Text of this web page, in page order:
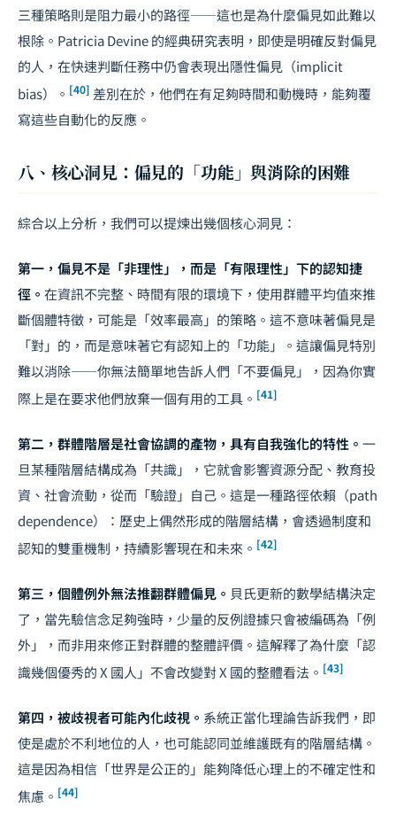
三種策略則是阻力最小的路徑——這也是為什麼偏見如此難以
根除。Patricia Devine 的經典研究表明，即使是明確反對偏見
的人，在快速判斷任務中仍會表現出隱性偏見（implicit
bias）。 [40] 差別在於，他們在有足夠時間和動機時，能夠覆
寫這些自動化的反應。
八、核心洞見：偏見的「功能」與消除的困難
綜合以上分析，我們可以提煉出幾個核心洞見：
第一，偏見不是「非理性」，而是「有限理性」下的認知捷
徑。 在資訊不完整、時間有限的環境下，使用群體平均值來推
斷個體特徵，可能是「效率最高」的策略。這不意味著偏見是
「對」的，而是意味著它有認知上的「功能」。這讓偏見特別
難以消除——你無法簡單地告訴人們「不要偏見」，因為你實
際上是在要求他們放棄一個有用的工具。 [41]
第二，群體階層是社會協調的產物，具有自我強化的特性。 一
旦某種階層結構成為「共識」，它就會影響資源分配、教育投
資、社會流動，從而「驗證」自己。這是一種路徑依賴（path
dependence）：歷史上偶然形成的階層結構，會透過制度和
認知的雙重機制，持續影響現在和未來。 [42]
第三，個體例外無法推翻群體偏見。 貝氏更新的數學結構決定
了，當先驗信念足夠強時，少量的反例證據只會被編碼為「例
外」，而非用來修正對群體的整體評價。這解釋了為什麼「認
識幾個優秀的 X 國人」不會改變對 X 國的整體看法。 [43]
第四，被歧視者可能內化歧視。 系統正當化理論告訴我們，即
使是處於不利地位的人，也可能認同並維護既有的階層結構。
這是因為相信「世界是公正的」能夠降低心理上的不確定性和
焦慮。 [44]